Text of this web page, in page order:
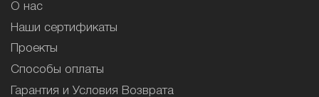
О нас
Наши сертификаты
Проекты
Способы оплаты
Гарантия и Условия Возврата